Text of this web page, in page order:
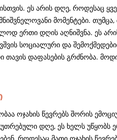
ეს არის დღე, როდესაც
მომენტები.
ერთი დღის აღნიშვნა. ეს
სოციალური და
თავის დაფასების გრძნობა.
ოჯახის წევრებს შორის
დღე, ეს ხელს უწყობს